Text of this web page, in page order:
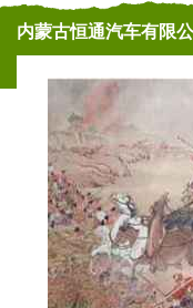
内蒙古恒通汽车有限